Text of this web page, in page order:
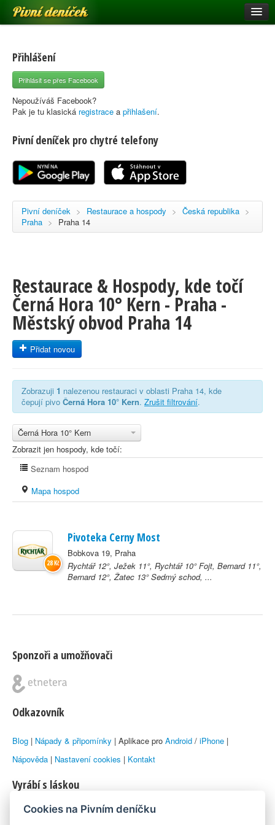
Pivní deníček
Pivní mapa
Pivní značky
Nápověda
Registrace
Přihlášení
Přihlásit se přes Facebook
Nepoužíváš Facebook?
Pak je tu klasická registrace a přihlašení.
Pivní deníček pro chytré telefony
Pivní deníček > Restaurace a hospody > Česká republika >
Praha > Praha 14
Restaurace & Hospody, kde točí
Černá Hora 10° Kern - Praha -
Městský obvod Praha 14
Přidat novou
Zobrazuji 1 nalezenou restauraci v oblasti Praha 14, kde
čepují pivo Černá Hora 10° Kern. Zrušit filtrování.
Černá Hora 10° Kern
Zobrazit jen hospody, kde točí:
Seznam hospod
Mapa hospod
Pivoteka Cerny Most
Bobkova 19, Praha
Rychtář 12°, Ježek 11°, Rychtář 10° Fojt, Bernard 11°,
Bernard 12°, Žatec 13° Sedmý schod, ...
28 Kč
Sponzoři a umožňovači
Odkazovník
Blog | Nápady & připomínky | Aplikace pro Android / iPhone |
Nápověda | Nastavení cookies | Kontakt
Vyrábí s láskou
© 2010–2026 byLukáš Zemanaka Emka
Cookies na Pivním deníčku